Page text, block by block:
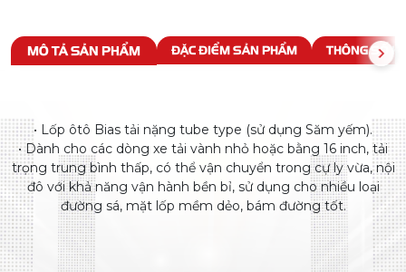
MÔ TẢ SẢN PHẨM ĐẶC ĐIỂM SẢN PHẨM THÔNG SỐ
• Lốp ôtô Bias tải nặng tube type (sử dụng Săm yếm).
• Dành cho các dòng xe tải vành nhỏ hoặc bằng 16 inch, tải
trọng trung bình thấp, có thể vận chuyển trong cự ly vừa, nội
đô với khả năng vận hành bền bỉ, sử dụng cho nhiều loại
đường sá, mặt lốp mềm dẻo, bám đường tốt.